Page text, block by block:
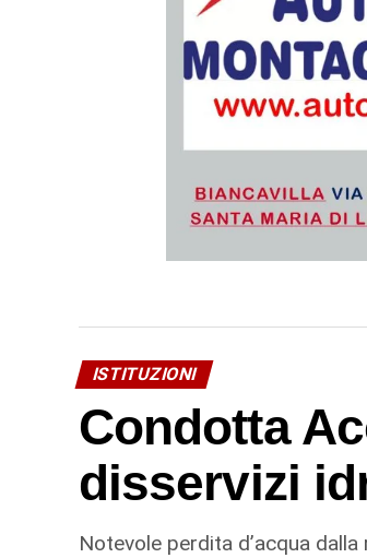
ISTITUZIONI
Condotta
disservizi
Notevole perdita d’acqua